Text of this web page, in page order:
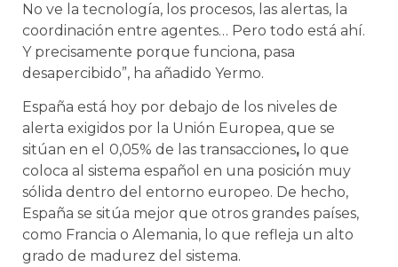
No ve la tecnología, los procesos, las alertas, la
coordinación entre agentes… Pero todo está ahí.
Y precisamente porque funciona, pasa
desapercibido”, ha añadido Yermo.
España está hoy por debajo de los niveles de
alerta exigidos por la Unión Europea, que se
sitúan en el 0,05% de las transacciones, lo que
coloca al sistema español en una posición muy
sólida dentro del entorno europeo. De hecho,
España se sitúa mejor que otros grandes países,
como Francia o Alemania, lo que refleja un alto
grado de madurez del sistema.